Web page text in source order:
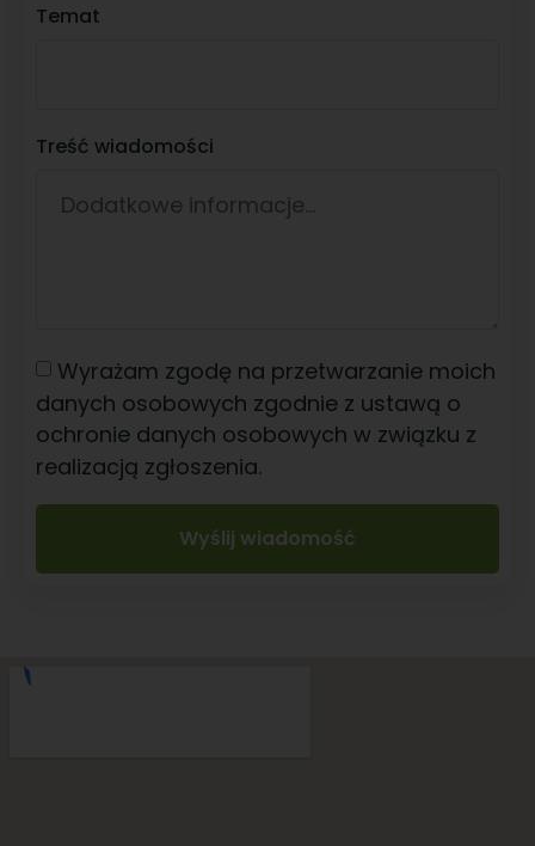
Temat
Treść wiadomości
Wyrażam zgodę na przetwarzanie moich
danych osobowych zgodnie z ustawą o
ochronie danych osobowych w związku z
realizacją zgłoszenia.
Wyślij wiadomość